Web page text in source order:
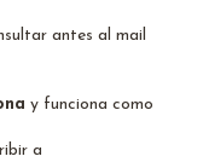
antes al mail
y funciona como
a